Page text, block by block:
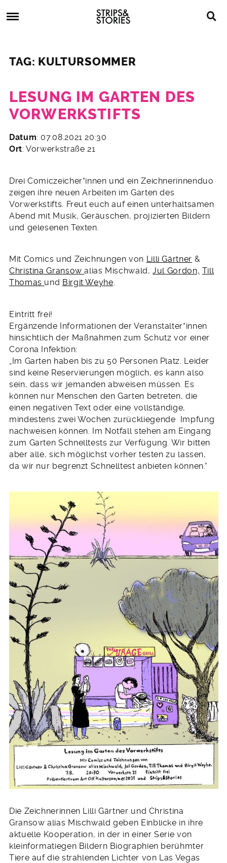
to
Strips
&
Stories
Comics,
TAG: KULTURSOMMER
LESUNG IM GARTEN DES
VORWERKSTIFTS
2.
August
Datum: 07.08.2021 20:30
Ort: Vorwerkstraße 21
Drei Comiczeicher*innen und ein Zeichnerinnenduo
zeigen ihre neuen Arbeiten im Garten des
Vorwerkstifts. Freut euch auf einen unterhaltsamen
Abend mit Musik, Geräuschen, projizierten Bildern
und gelesenen Texten.
Mit Comics und Zeichnungen von Lilli Gärtner &
Christina Gransowalias Mischwald,Jul Gordon, Till
Thomas und Birgit Weyhe.
Eintritt frei!
Ergänzende Informationen der Veranstalter*innen
hinsichtlich der Maßnahmen zum Schutz vor einer
Corona Infektion:
„Im Garten haben bis zu 50 Personen Platz. Leider
sind keine Reservierungen möglich, es kann also
sein, dass wir jemanden abweisen müssen. Es
können nur Menschen den Garten betreten, die
einen negativen Text oder eine vollständige,
mindestens zwei Wochen zurückliegende Impfung
nachweisen können. Im Notfall stehen am Eingang
zum Garten Schnelltests zur Verfügung. Wir bitten
aber alle, sich möglichst vorher testen zu lassen,
da wir nur begrenzt Schnelltest anbieten können.“
Die Zeichnerinnen Lilli Gärtner und Christina
Gransow alias Mischwald geben Einblicke in ihre
aktuelle Kooperation, in der in einer Serie von
kleinformatiegen Bildern Biographien berühmter
Tiere auf die strahlenden Lichter von Las Vegas